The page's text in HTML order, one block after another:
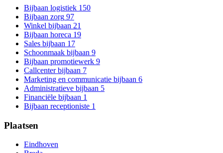
Bijbaan logistiek 150
Bijbaan zorg 97
Winkel bijbaan 21
Bijbaan horeca 19
Sales bijbaan 17
Schoonmaak bijbaan 9
Bijbaan promotiewerk 9
Callcenter bijbaan 7
Marketing en communicatie bijbaan 6
Administratieve bijbaan 5
Financiële bijbaan 1
Bijbaan receptioniste 1
Plaatsen
Eindhoven